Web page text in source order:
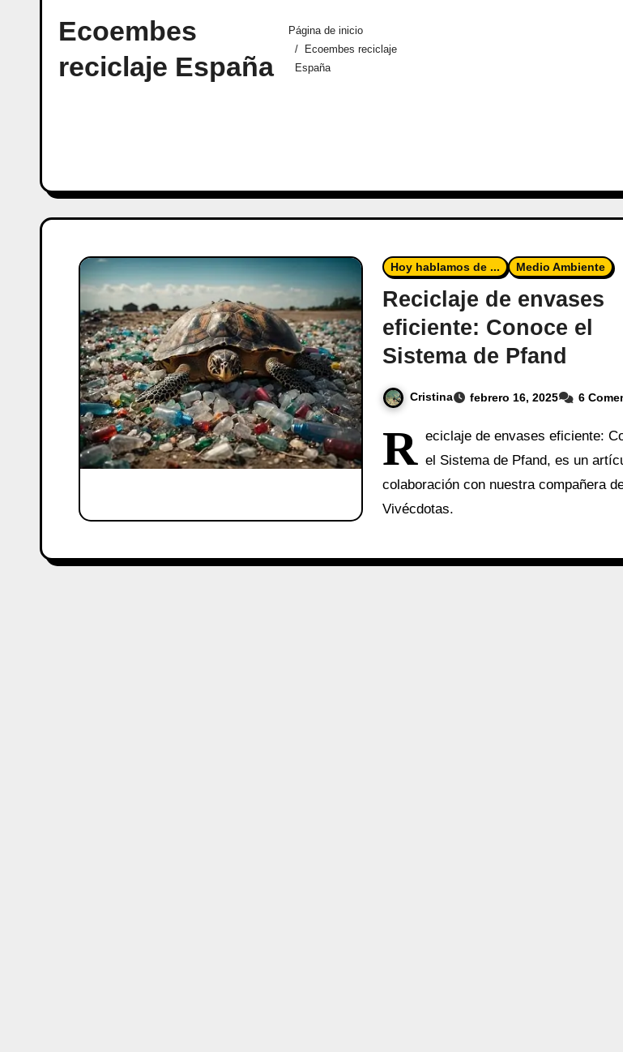
Ecoembes
reciclaje España
Página de inicio
Ecoembes reciclaje
España
Hoy hablamos de ... Medio Ambiente
Reciclaje de envases
eficiente: Conoce el
Sistema de Pfand
Cristina febrero 16, 2025 6
R eciclaje de envases eficiente:
el Sistema de Pfand, es un
colaboración con nuestra compañera
Vivécdotas.